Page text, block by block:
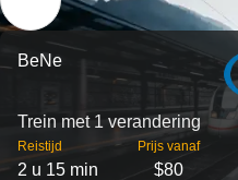
BeNe
Trein met 1 verandering
Reistijd
2 u 15 min
Prijs vanaf
$80